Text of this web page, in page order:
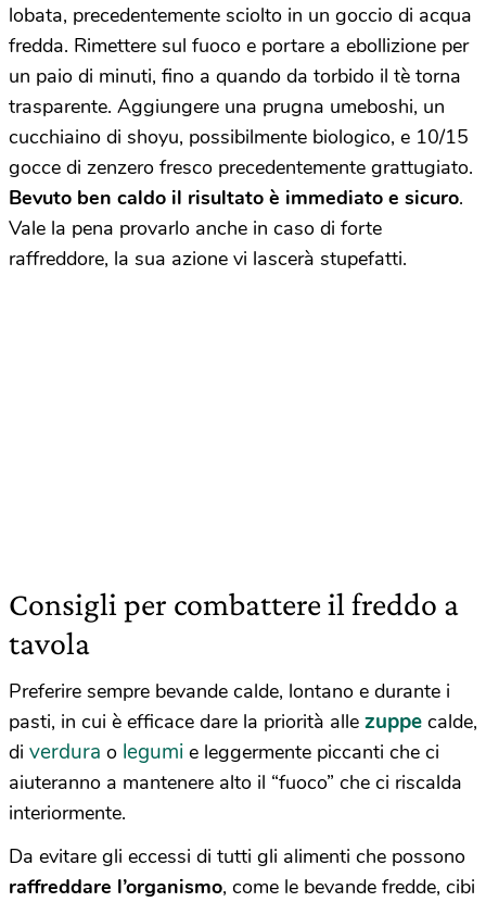
lobata, precedentemente sciolto in un goccio di acqua
fredda. Rimettere sul fuoco e portare a ebollizione per
un paio di minuti, fino a quando da torbido il tè torna
trasparente. Aggiungere una prugna umeboshi, un
cucchiaino di shoyu, possibilmente biologico, e 10/15
gocce di zenzero fresco precedentemente grattugiato.
Bevuto ben caldo il risultato è immediato e sicuro.
Vale la pena provarlo anche in caso di forte
raffreddore, la sua azione vi lascerà stupefatti.
Consigli per combattere il freddo a
tavola
Preferire sempre bevande calde, lontano e durante i
pasti, in cui è efficace dare la priorità alle zuppe calde,
di verdura o legumi e leggermente piccanti che ci
aiuteranno a mantenere alto il “fuoco” che ci riscalda
interiormente.
Da evitare gli eccessi di tutti gli alimenti che possono
raffreddare l’organismo, come le bevande fredde, cibi